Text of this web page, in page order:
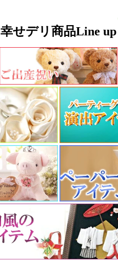
幸せデリ商品Line up